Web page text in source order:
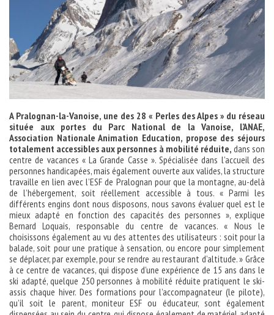
A Pralognan-la-Vanoise, une des 28 « Perles des Alpes » du réseau
située aux portes du Parc National de la Vanoise, l’ANAE,
Association Nationale Animation Education, propose des séjours
totalement accessibles aux personnes à mobilité réduite, dans son
centre de vacances « La Grande Casse ». Spécialisée dans l’accueil des
personnes handicapées, mais également ouverte aux valides, la structure
travaille en lien avec l’ESF de Pralognan pour que la montagne, au-delà
de l’hébergement, soit réellement accessible à tous. « Parmi les
différents engins dont nous disposons, nous savons évaluer quel est le
mieux adapté en fonction des capacités des personnes », explique
Bernard Loquais, responsable du centre de vacances. « Nous le
choisissons également au vu des attentes des utilisateurs : soit pour la
balade, soit pour une pratique à sensation, ou encore pour simplement
se déplacer, par exemple, pour se rendre au restaurant d’altitude. » Grâce
à ce centre de vacances, qui dispose d’une expérience de 15 ans dans le
ski adapté, quelque 250 personnes à mobilité réduite pratiquent le ski-
assis chaque hiver. Des formations pour l’accompagnateur (le pilote),
qu’il soit le parent, moniteur ESF ou éducateur, sont également